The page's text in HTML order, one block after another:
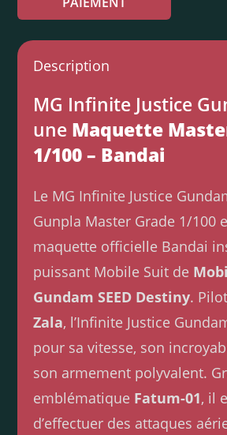
Description
MG Infinite Justice
une Maquette
1/100 – Bandai
Le MG Infinite Justice
Gunpla Master Grade 1/100
maquette officielle Bandai
puissant Mobile Suit de
Gundam SEED Destiny.
Zala, l’Infinite Justice
pour sa vitesse, son
son armement polyvalent.
emblématique Fatum-01, il
d’effectuer des attaques